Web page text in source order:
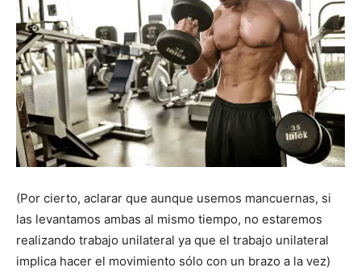
(Por cierto, aclarar que aunque usemos mancuernas, si
las levantamos ambas al mismo tiempo, no estaremos
realizando trabajo unilateral ya que el trabajo unilateral
implica hacer el movimiento sólo con un brazo a la vez)